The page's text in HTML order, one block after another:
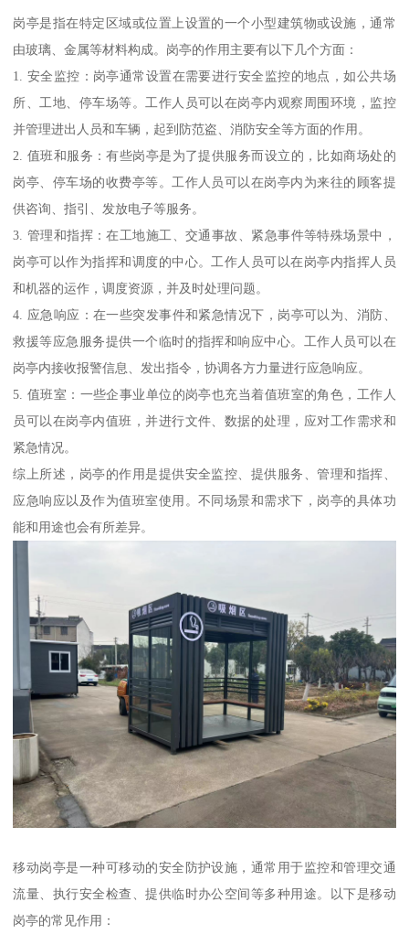
岗亭是指在特定区域或位置上设置的一个小型建筑物或设施，通常
由玻璃、金属等材料构成。岗亭的作用主要有以下几个方面：
1. 安全监控：岗亭通常设置在需要进行安全监控的地点，如公共场
所、工地、停车场等。工作人员可以在岗亭内观察周围环境，监控
并管理进出人员和车辆，起到防范盗、消防安全等方面的作用。
2. 值班和服务：有些岗亭是为了提供服务而设立的，比如商场处的
岗亭、停车场的收费亭等。工作人员可以在岗亭内为来往的顾客提
供咨询、指引、发放电子等服务。
3. 管理和指挥：在工地施工、交通事故、紧急事件等特殊场景中，
岗亭可以作为指挥和调度的中心。工作人员可以在岗亭内指挥人员
和机器的运作，调度资源，并及时处理问题。
4. 应急响应：在一些突发事件和紧急情况下，岗亭可以为、消防、
救援等应急服务提供一个临时的指挥和响应中心。工作人员可以在
岗亭内接收报警信息、发出指令，协调各方力量进行应急响应。
5. 值班室：一些企事业单位的岗亭也充当着值班室的角色，工作人
员可以在岗亭内值班，并进行文件、数据的处理，应对工作需求和
紧急情况。
综上所述，岗亭的作用是提供安全监控、提供服务、管理和指挥、
应急响应以及作为值班室使用。不同场景和需求下，岗亭的具体功
能和用途也会有所差异。
移动岗亭是一种可移动的安全防护设施，通常用于监控和管理交通
流量、执行安全检查、提供临时办公空间等多种用途。以下是移动
岗亭的常见作用：